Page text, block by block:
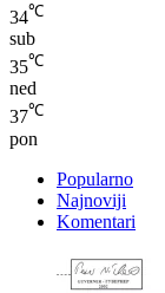
34℃
sub
35℃
ned
37℃
pon
Popularno
Najnoviji
Komentari